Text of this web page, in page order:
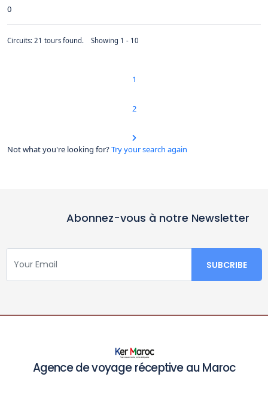
0
Circuits: 21 tours found. Showing 1 - 10
1
2
Not what you're looking for?Try your search again
Abonnez-vous à notre Newsletter
Agence de voyage réceptive au Maroc